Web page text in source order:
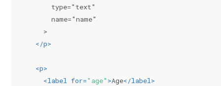
      type="text"
      name="name"
    >
</p>
<p>
<label for="age" >Age</label>